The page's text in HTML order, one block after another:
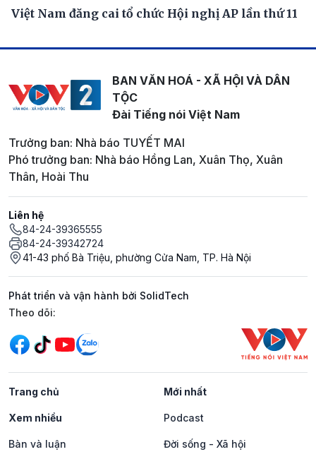
Việt Nam đăng cai tổ chức Hội nghị AP lần thứ 11
BAN VĂN HOÁ - XÃ HỘI VÀ DÂN
TỘC
Đài Tiếng nói Việt Nam
Trưởng ban: Nhà báo TUYẾT MAI
Phó trưởng ban: Nhà báo Hồng Lan, Xuân Thọ, Xuân
Thân, Hoài Thu
Liên hệ
84-24-39365555
84-24-39342724
41-43 phố Bà Triệu, phường Cửa Nam, TP. Hà Nội
Phát triển và vận hành bởi SolidTech
Mạng xã hội
Theo dõi:
Trang chủ Mới nhất
Xem nhiều Podcast
Bàn và luận Đời sống - Xã hội